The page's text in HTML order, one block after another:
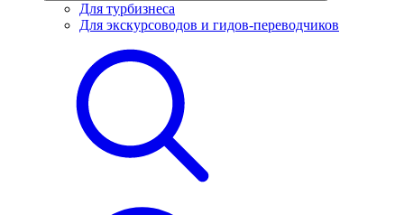
Для турбизнеса
Для экскурсоводов и гидов-переводчиков